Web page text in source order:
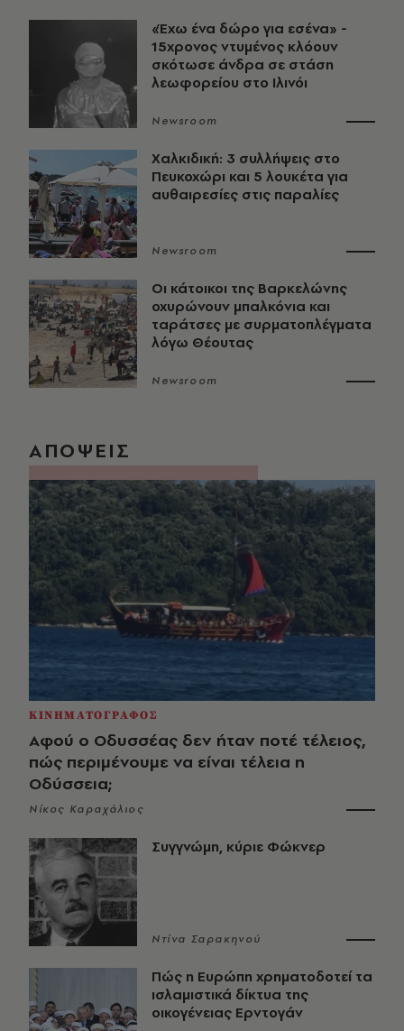
«Έχω ένα δώρο για εσένα» -
15χρονος ντυμένος κλόουν
σκότωσε άνδρα σε στάση
λεωφορείου στο Ιλινόι
Newsroom
Χαλκιδική: 3 συλλήψεις στο
Πευκοχώρι και 5 λουκέτα για
αυθαιρεσίες στις παραλίες
Newsroom
Οι κάτοικοι της Βαρκελώνης
οχυρώνουν μπαλκόνια και
ταράτσες με συρματοπλέγματα
λόγω Θέουτας
Newsroom
ΑΠΟΨΕΙΣ
ΚΙΝΗΜΑΤΟΓΡΑΦΟΣ
Αφού ο Οδυσσέας δεν ήταν ποτέ τέλειος,
πώς περιμένουμε να είναι τέλεια η
Οδύσσεια;
Νίκος Καραχάλιος
Συγγνώμη, κύριε Φώκνερ
Ντίνα Σαρακηνού
Πώς η Ευρώπη χρηματοδοτεί τα
ισλαμιστικά δίκτυα της
οικογένειας Ερντογάν